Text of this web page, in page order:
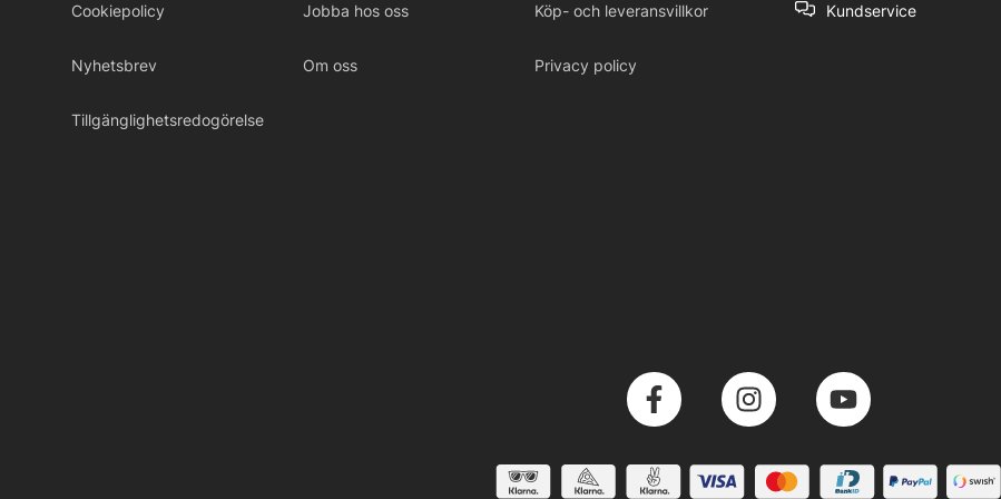
Cookiepolicy Jobba hos oss Köp- och leveransvillkor
Nyhetsbrev Om oss Privacy policy
Tillgänglighetsredogörelse
Kundservice